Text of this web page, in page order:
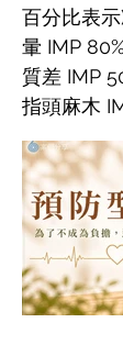
百分比表
暈 IMP
質差 IMP
指頭麻木